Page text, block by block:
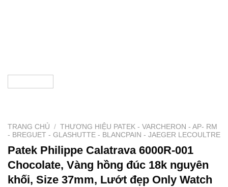
TRANG CHỦ / THƯƠNG HIỆU PATEK - VARCHERON - AP- RM
- BREGUET - GLASHUTTE - BLANCPAIN - JAEGER LECOULTRE
Patek Philippe Calatrava 6000R-001
Chocolate, Vàng hồng đúc 18k nguyên
khối, Size 37mm, Lướt đẹp Only Watch